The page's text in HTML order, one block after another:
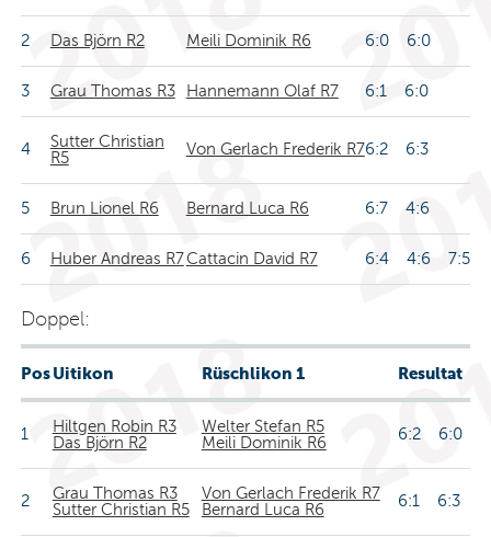
2 Das Björn R2 Meili Dominik R6 6:0 6:0
3 Grau Thomas R3 Hannemann Olaf R7 6:1 6:0
4
Sutter Christian
R5
Von Gerlach Frederik R76:2 6:3
5 Brun Lionel R6 Bernard Luca R6 6:7 4:6
6 Huber Andreas R7Cattacin David R7 6:4 4:6 7:5
Doppel:
PosUitikon Rüschlikon 1 Resultat
1
Hiltgen Robin R3
Das Björn R2
Welter Stefan R5
Meili Dominik R6
6:2 6:0
2
Grau Thomas R3
Sutter Christian R5
Von Gerlach Frederik R7
Bernard Luca R6
6:1 6:3